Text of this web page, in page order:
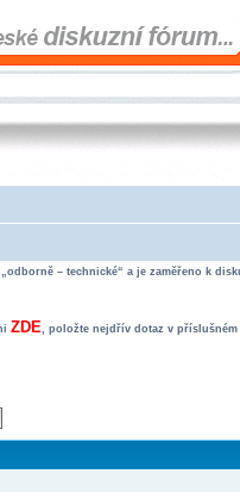
– technické“ a je zaměřeno k
ZDE, položte nejdřív dotaz v příslušném